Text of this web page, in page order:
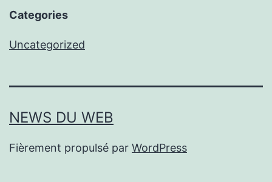
Categories
Uncategorized
NEWS DU WEB
Fièrement propulsé par WordPress